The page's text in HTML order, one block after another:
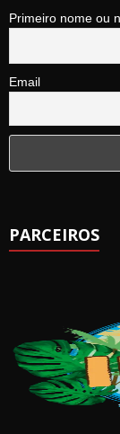
Primeiro nome ou
Email
PARCEIROS